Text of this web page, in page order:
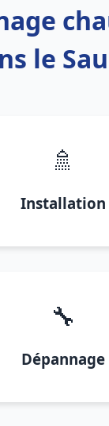
le
🚿
Installation
🔧
Dépannage